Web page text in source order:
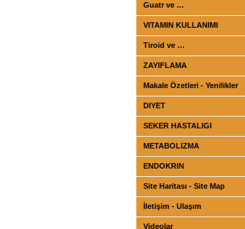
Guatr ve …
VITAMIN KULLANIMI
Tiroid ve …
ZAYIFLAMA
Makale Özetleri - Yenilikler
DIYET
SEKER HASTALIGI
METABOLIZMA
ENDOKRIN
Site Haritası - Site Map
İletişim - Ulaşım
Videolar